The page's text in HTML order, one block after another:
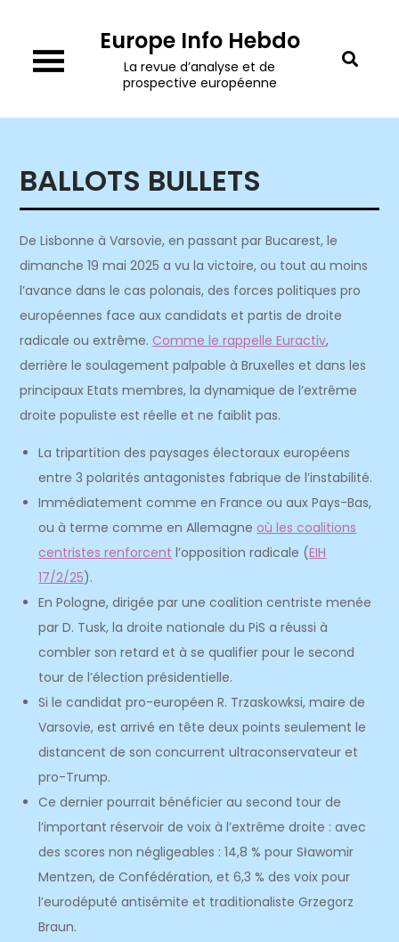
content
Europe Info Hebdo
La revue d’analyse et de
prospective européenne
BALLOTS BULLETS
De Lisbonne à Varsovie, en passant par Bucarest, le
dimanche 19 mai 2025 a vu la victoire, ou tout au moins
l’avance dans le cas polonais, des forces politiques pro
européennes face aux candidats et partis de droite
radicale ou extrême. Comme le rappelle Euractiv,
derrière le soulagement palpable à Bruxelles et dans les
principaux Etats membres, la dynamique de l’extrême
droite populiste est réelle et ne faiblit pas.
La tripartition des paysages électoraux européens
entre 3 polarités antagonistes fabrique de l’instabilité.
Immédiatement comme en France ou aux Pays-Bas,
ou à terme comme en Allemagne où les coalitions
centristes renforcent l’opposition radicale (EIH
17/2/25).
En Pologne, dirigée par une coalition centriste menée
par D. Tusk, la droite nationale du PiS a réussi à
combler son retard et à se qualifier pour le second
tour de l’élection présidentielle.
Si le candidat pro-européen R. Trzaskowksi, maire de
Varsovie, est arrivé en tête deux points seulement le
distancent de son concurrent ultraconservateur et
pro-Trump.
Ce dernier pourrait bénéficier au second tour de
l’important réservoir de voix à l’extrême droite : avec
des scores non négligeables : 14,8 % pour Sławomir
Mentzen, de Confédération, et 6,3 % des voix pour
l’eurodéputé antisémite et traditionaliste Grzegorz
Braun.